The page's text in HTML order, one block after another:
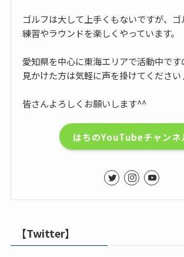
ゴルフは大して上手くもないですが、
練習やラウンドを楽しくやっています。
愛知県を中心に東海エリアで活動中で
見かけた方は気軽に声を掛けてくださ
皆さんよろしくお願いします^^
はちのYouTubeチャンネ
【Twitter】